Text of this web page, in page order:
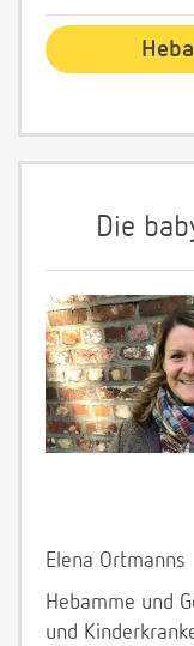
Die
Elena Ortmanns
Hebamme und
und